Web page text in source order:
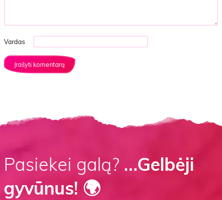
Vardas
Pasiekei galą? …Gelbėji
gyvūnus! 🌍